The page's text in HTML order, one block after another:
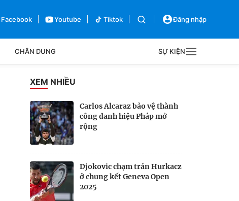
Facebook Youtube Tiktok Đăng nhập
CHÂN DUNG SỰ KIỆN
Bên lề
XEM NHIỀU
Carlos Alcaraz bảo vệ thành
công danh hiệu Pháp mở
rộng
Djokovic chạm trán Hurkacz
ở chung kết Geneva Open
2025